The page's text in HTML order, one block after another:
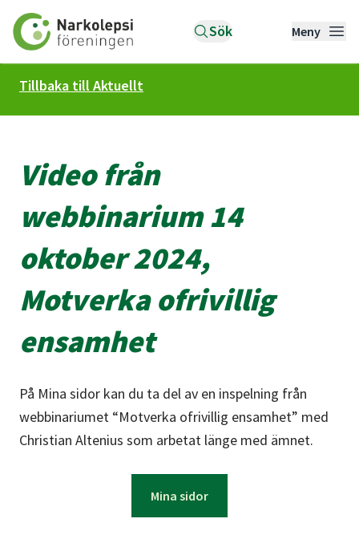
Till startsidan Sök Meny
Tillbaka till Aktuellt
Video från
webbinarium 14
oktober 2024,
Motverka ofrivillig
ensamhet
På Mina sidor kan du ta del av en inspelning från
webbinariumet “Motverka ofrivillig ensamhet” med
Christian Altenius som arbetat länge med ämnet.
Mina sidor